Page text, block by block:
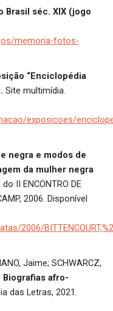
Brasil séc. XIX (jogo
memoria-fotos-
“Enciclopédia
Site multimídia.
exposicoes/
negra e modos de
da mulher negra
II ENCONTRO DE
2006. Disponível
2006/
Jaime; SCHWARCZ,
afro-
das Letras, 2021.